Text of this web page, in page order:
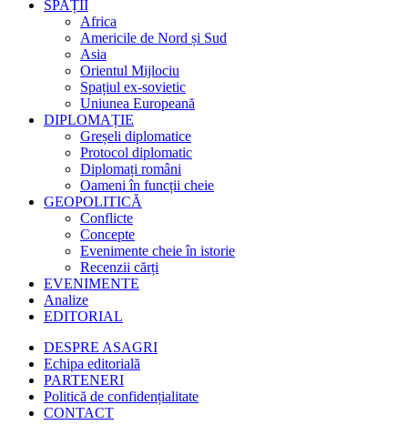
SPAȚII
Africa
Americile de Nord și Sud
Asia
Orientul Mijlociu
Spațiul ex-sovietic
Uniunea Europeană
DIPLOMAȚIE
Greșeli diplomatice
Protocol diplomatic
Diplomați români
Oameni în funcții cheie
GEOPOLITICĂ
Conflicte
Concepte
Evenimente cheie în istorie
Recenzii cărți
EVENIMENTE
Analize
EDITORIAL
DESPRE ASAGRI
Echipa editorială
PARTENERI
Politică de confidențialitate
CONTACT